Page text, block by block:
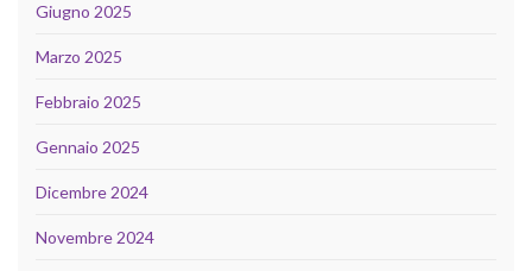
Giugno 2025
Marzo 2025
Febbraio 2025
Gennaio 2025
Dicembre 2024
Novembre 2024